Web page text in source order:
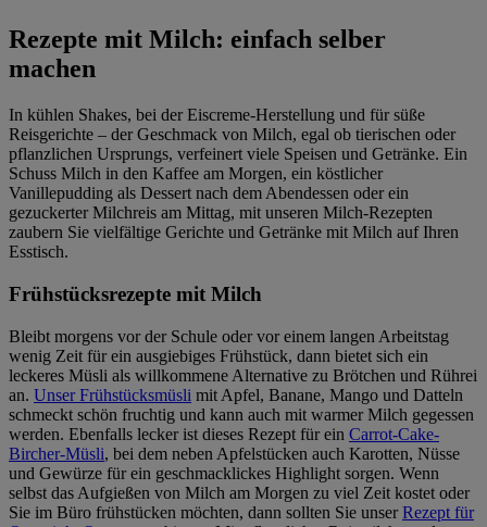
Rezepte mit Milch: einfach selber
machen
In kühlen Shakes, bei der Eiscreme-Herstellung und für süße
Reisgerichte – der Geschmack von Milch, egal ob tierischen oder
pflanzlichen Ursprungs, verfeinert viele Speisen und Getränke. Ein
Schuss Milch in den Kaffee am Morgen, ein köstlicher
Vanillepudding als Dessert nach dem Abendessen oder ein
gezuckerter Milchreis am Mittag, mit unseren Milch-Rezepten
zaubern Sie vielfältige Gerichte und Getränke mit Milch auf Ihren
Esstisch.
Frühstücksrezepte mit Milch
Bleibt morgens vor der Schule oder vor einem langen Arbeitstag
wenig Zeit für ein ausgiebiges Frühstück, dann bietet sich ein
leckeres Müsli als willkommene Alternative zu Brötchen und Rührei
an. Unser Frühstücksmüsli mit Apfel, Banane, Mango und Datteln
schmeckt schön fruchtig und kann auch mit warmer Milch gegessen
werden. Ebenfalls lecker ist dieses Rezept für ein Carrot-Cake-
Bircher-Müsli, bei dem neben Apfelstücken auch Karotten, Nüsse
und Gewürze für ein geschmacklickes Highlight sorgen. Wenn
selbst das Aufgießen von Milch am Morgen zu viel Zeit kostet oder
Sie im Büro frühstücken möchten, dann sollten Sie unser Rezept für